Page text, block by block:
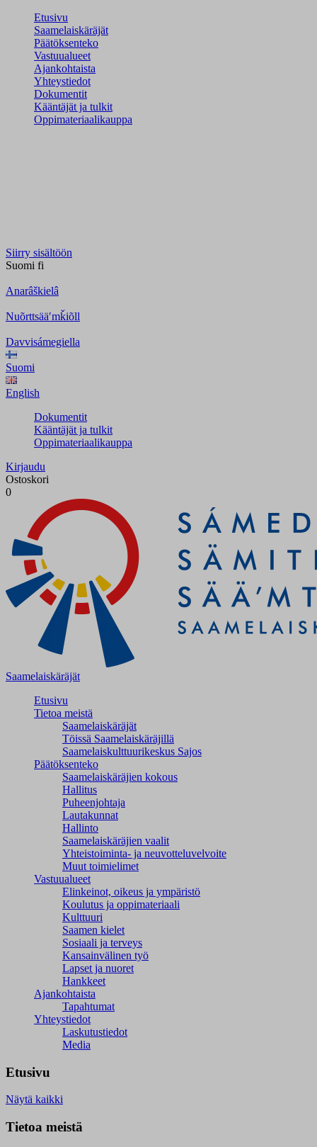
Etusivu
Saamelaiskäräjät
Päätöksenteko
Vastuualueet
Ajankohtaista
Yhteystiedot
Dokumentit
Kääntäjät ja tulkit
Oppimateriaalikauppa
Siirry sisältöön
Suomi fi
Anarâškielâ
Nuõrttsääʹmǩiõll
Davvisámegiella
Suomi
English
Dokumentit
Kääntäjät ja tulkit
Oppimateriaalikauppa
Kirjaudu
Ostoskori
0
Saamelaiskäräjät
Etusivu
Tietoa meistä
Saamelaiskäräjät
Töissä Saamelaiskäräjillä
Saamelaiskulttuuri­keskus Sajos
Päätöksenteko
Saamelaiskäräjien kokous
Hallitus
Puheenjohtaja
Lautakunnat
Hallinto
Saamelaiskäräjien vaalit
Yhteistoiminta- ja neuvotteluvelvoite
Muut toimielimet
Vastuualueet
Elinkeinot, oikeus ja ympäristö
Koulutus ja oppimateriaali
Kulttuuri
Saamen kielet
Sosiaali ja terveys
Kansainvälinen työ
Lapset ja nuoret
Hankkeet
Ajankohtaista
Tapahtumat
Yhteystiedot
Laskutustiedot
Media
Etusivu
Näytä kaikki
Tietoa meistä